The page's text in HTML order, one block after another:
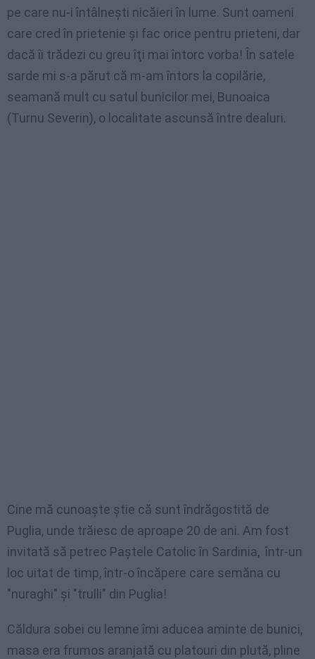
pe care nu-i întâlneşti nicăieri în lume. Sunt oameni
care cred în prietenie şi fac orice pentru prieteni, dar
dacă îi trădezi cu greu îţi mai întorc vorba! În satele
sarde mi s-a părut că m-am întors la copilărie,
seamană mult cu satul bunicilor mei, Bunoaica
(Turnu Severin), o localitate ascunsă între dealuri.
Cine mă cunoaşte ştie că sunt îndrăgostită de
Puglia, unde trăiesc de aproape 20 de ani. Am fost
invitată să petrec Paştele Catolic în Sardinia, într-un
loc uitat de timp,într-o încăpere care semăna cu
"nuraghi" şi "trulli" din Puglia!
Căldura sobei cu lemne îmi aducea aminte de bunici,
masa era frumos aranjată cu platouri din plută, pline